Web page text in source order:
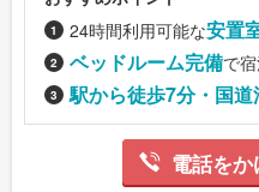
24時間利用可能な安置
ベッドルーム完備で
駅から徒歩7分・国道
電話をか